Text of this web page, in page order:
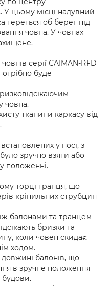
У цьому місці надувний
тереться об берег під
човна. У човнах
серії CAIMAN-RFD
буде
човна.
тканини каркасу від
у носі, з
зручно взяти або
положенні.
торці транця, що
кріпильних струбцин
балонами та транцем
бризки та
коли човен скидає
ходом.
довжині балонів, що
в зручне положення
будови.